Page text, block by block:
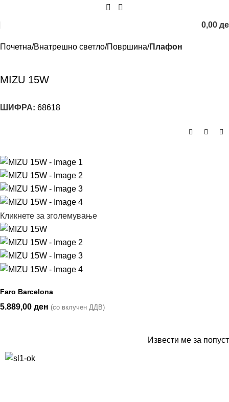
0,00
Почетна Внатрешно светло Површина Плафон
MIZU 15W
ШИФРА: 68618
Кликнете за зголемување
Faro Barcelona
5.889,00 ден (со вклучен ДДВ)
Извести ме за попуст